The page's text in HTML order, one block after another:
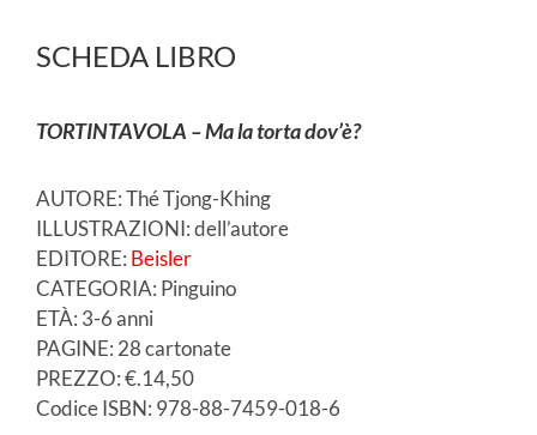
SCHEDA LIBRO
TORTINTAVOLA – Ma la torta dov’è?
AUTORE: Thé Tjong-Khing
ILLUSTRAZIONI: dell’autore
EDITORE: Beisler
CATEGORIA: Pinguino
ETÀ: 3-6 anni
PAGINE: 28 cartonate
PREZZO: €.14,50
Codice ISBN: 978-88-7459-018-6